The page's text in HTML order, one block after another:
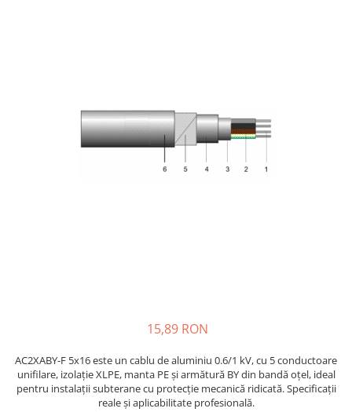
Fronius Reserva
Fronius Reserva Pro
SBR battery
SBS
Accesorii stocare
15,89 RON
AC2XABY-F 5x16 este un cablu de aluminiu 0.6/1 kV, cu 5 conductoare
unifilare, izolație XLPE, manta PE și armătură BY din bandă oțel, ideal
pentru instalații subterane cu protecție mecanică ridicată. Specificații
reale și aplicabilitate profesională.